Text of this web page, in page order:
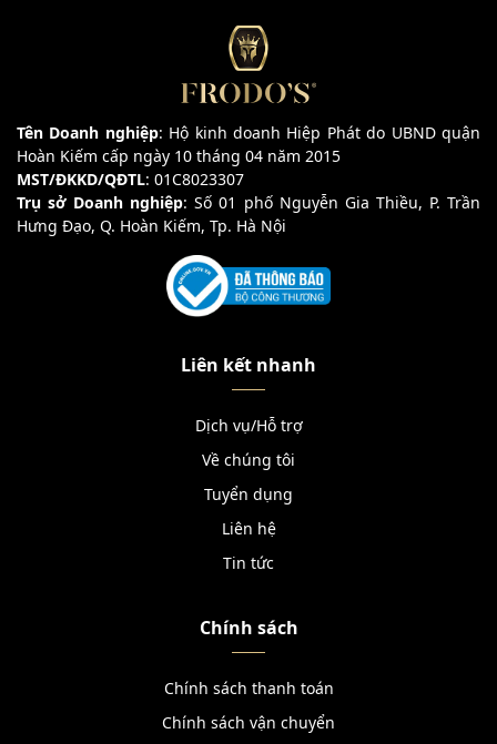
Tên Doanh nghiệp: Hộ kinh doanh Hiệp Phát do UBND quận
Hoàn Kiếm cấp ngày 10 tháng 04 năm 2015
MST/ĐKKD/QĐTL: 01C8023307
Trụ sở Doanh nghiệp: Số 01 phố Nguyễn Gia Thiều, P. Trần
Hưng Đạo, Q. Hoàn Kiếm, Tp. Hà Nội
Liên kết nhanh
Dịch vụ/Hỗ trợ
Về chúng tôi
Tuyển dụng
Liên hệ
Tin tức
Chính sách
Chính sách thanh toán
Chính sách vận chuyển